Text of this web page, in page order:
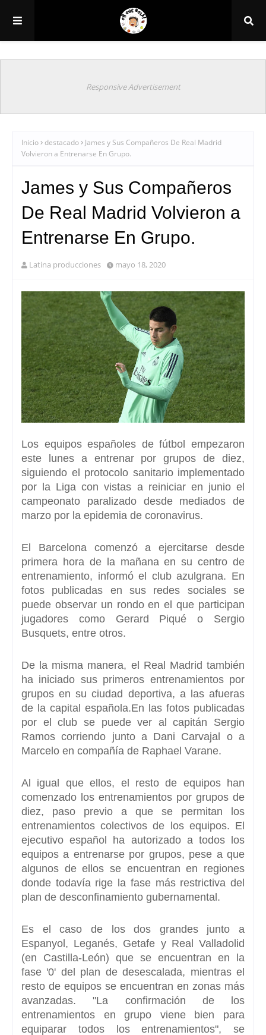
Responsive Advertisement
Inicio destacado
James y Sus Compañeros De Real Madrid
Volvieron a Entrenarse En Grupo.
James y Sus Compañeros
De Real Madrid Volvieron a
Entrenarse En Grupo.
Latina producciones mayo 18, 2020
Los equipos españoles de fútbol empezaron
este lunes a entrenar por grupos de diez,
siguiendo el protocolo sanitario implementado
por la Liga con vistas a reiniciar en junio el
campeonato paralizado desde mediados de
marzo por la epidemia de coronavirus.
El Barcelona comenzó a ejercitarse desde
primera hora de la mañana en su centro de
entrenamiento, informó el club azulgrana. En
fotos publicadas en sus redes sociales se
puede observar un rondo en el que participan
jugadores como Gerard Piqué o Sergio
Busquets, entre otros.
De la misma manera, el Real Madrid también
ha iniciado sus primeros entrenamientos por
grupos en su ciudad deportiva, a las afueras
de la capital española.En las fotos publicadas
por el club se puede ver al capitán Sergio
Ramos corriendo junto a Dani Carvajal o a
Marcelo en compañía de Raphael Varane.
Al igual que ellos, el resto de equipos han
comenzado los entrenamientos por grupos de
diez, paso previo a que se permitan los
entrenamientos colectivos de los equipos. El
ejecutivo español ha autorizado a todos los
equipos a entrenarse por grupos, pese a que
algunos de ellos se encuentran en regiones
donde todavía rige la fase más restrictiva del
plan de desconfinamiento gubernamental.
Es el caso de los dos grandes junto a
Espanyol, Leganés, Getafe y Real Valladolid
(en Castilla-León) que se encuentran en la
fase '0' del plan de desescalada, mientras el
resto de equipos se encuentran en zonas más
avanzadas. "La confirmación de los
entrenamientos en grupo viene bien para
equiparar todos los entrenamientos", se